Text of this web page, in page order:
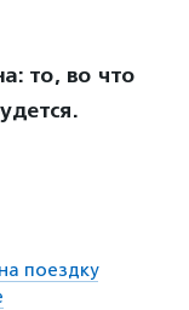
то, во что
поездку